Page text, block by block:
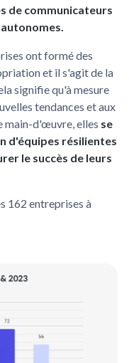
de communicateurs
ont formé des
et il s'agit de la
signifie qu'à mesure
tendances et aux
main-d'œuvre, elles se
d'équipes résilientes
le succès de leurs
162 entreprises à